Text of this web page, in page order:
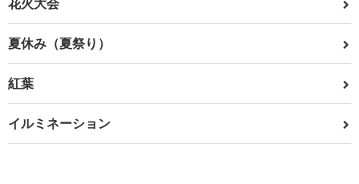
夏休み（夏祭り）
紅葉
イルミネーション